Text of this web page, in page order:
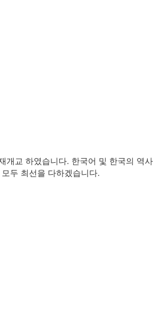
교 하였습니다. 한국어 및 한국의
두 최선을 다하겠습니다.